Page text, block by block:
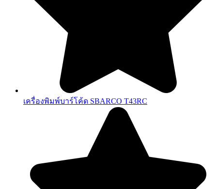
เครื่องพิมพ์บาร์โค้ด SBARCO T43RC